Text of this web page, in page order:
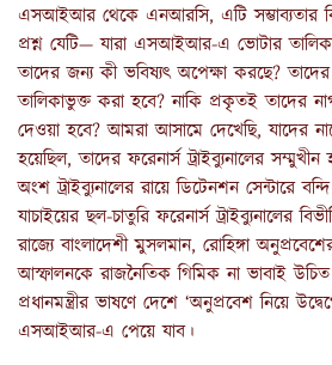
এসআইআর থেকে এনআরসি, এটি সম্ভাব্যতার
প্রশ্ন যেটি— যারা এসআইআর-এ ভোটার
তাদের জন্য কী ভবিষ্যৎ অপেক্ষা করছে?
তালিকাভুক্ত করা হবে? নাকি প্রকৃতই তাদের
দেওয়া হবে? আমরা আসামে দেখেছি, যাদের
হয়েছিল, তাদের ফরেনার্স ট্রাইব্যুনালের
অংশ ট্রাইব্যুনালের রায়ে ডিটেনশন সেন্টারে
যাচাইয়ের ছল-চাতুরি ফরেনার্স ট্রাইব্যুনালের
রাজ্যে বাংলাদেশী মুসলমান, রোহিঙ্গা
আস্ফালনকে রাজনৈতিক গিমিক না ভাবাই
প্রধানমন্ত্রীর ভাষণে দেশে ‘অনুপ্রবেশ নিয়ে
এসআইআর-এ পেয়ে যাব।